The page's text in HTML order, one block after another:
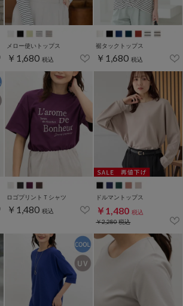
メロー使いトップス
￥1,680 税込
裾タックトップス
￥1,680 税込
ロゴプリントＴシャツ
￥1,480 税込
ドルマントップス
￥1,480 税込
￥2,280税込